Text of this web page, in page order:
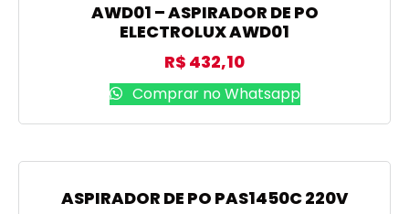
AWD01 – ASPIRADOR DE PO
ELECTROLUX AWD01
R$ 432,10
Comprar no Whatsapp
ASPIRADOR DE PO PAS1450C 220V